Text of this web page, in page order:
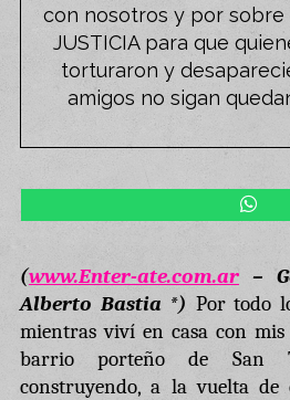
con nosotros y por sobre
JUSTICIA para que
torturaron y
amigos no sigan
(www.Enter-ate.com.ar –
Alberto Bastia *) Por todo
mientras viví en casa con
barrio porteño de San
construyendo, a la vuelta de